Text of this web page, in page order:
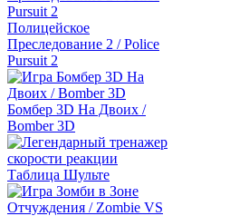
Полицейское
Преследование 2 / Police
Pursuit 2
Бомбер 3D На Двоих /
Bomber 3D
Таблица Шульте